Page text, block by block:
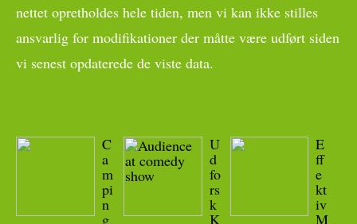
nettet opretholdes hele tiden, men vi kan ikke stilles
ansvarlig for modifikationer der måtte være udført siden
vi senest opdaterede de viste data.
C
a
m
pi
n
g
U
d
fo
rs
k
K
E
ff
e
kt
iv
M